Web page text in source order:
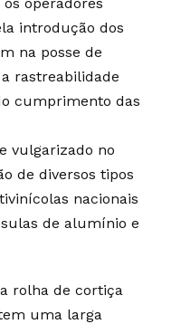
introdução dos
na posse de
rastreabilidade
cumprimento das
vulgarizado no
de diversos tipos
nacionais
de alumínio e
rolha de cortiça
uma larga